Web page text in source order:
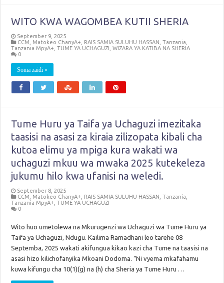
WITO KWA WAGOMBEA KUTII SHERIA
September 9, 2025
CCM
Matokeo ChanyA+ RAIS SAMIA SULUHU HASSAN ,Tanzania
Tanzania MpyA+ ,TUME YA UCHAGUZI ,WIZARA YA KATIBA NA SHERIA
0
Soma zaidi »
Tume Huru ya Taifa ya Uchaguzi imezitaka
taasisi na asasi za kiraia zilizopata kibali cha
kutoa elimu ya mpiga kura wakati wa
uchaguzi mkuu wa mwaka 2025 kutekeleza
jukumu hilo kwa ufanisi na weledi.
September 8, 2025
CCM
Matokeo ChanyA+ RAIS SAMIA SULUHU HASSAN ,Tanzania
Tanzania MpyA+ ,TUME YA UCHAGUZI
0
Wito huo umetolewa na Mkurugenzi wa Uchaguzi wa Tume Huru ya
Taifa ya Uchaguzi, Ndugu. Kailima Ramadhani leo tarehe 08
Septemba, 2025 wakati akifungua kikao kazi cha Tume na taasisi na
asasi hizo kilichofanyika Mkoani Dodoma. “Ni vyema mkafahamu
kuwa kifungu cha 10(1)(g) na (h) cha Sheria ya Tume Huru …